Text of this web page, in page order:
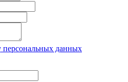
персональных данных